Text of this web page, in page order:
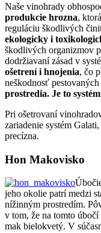
Naše vinohrady
produkcie hrozna,
reguláciu škodlivých
ekologicky i
škodlivých organizmov
dodržiavaní zásad v
ošetrení i hnojenia, čo
neškodnosť
prostredia. Je to
Pri ošetrovaní
zariadenie systém
precízna.
Hon Makovisko
jeho okolie patrí medzi
nížinným prostredím.
v tom, že na tomto
mak bielokvetý. V